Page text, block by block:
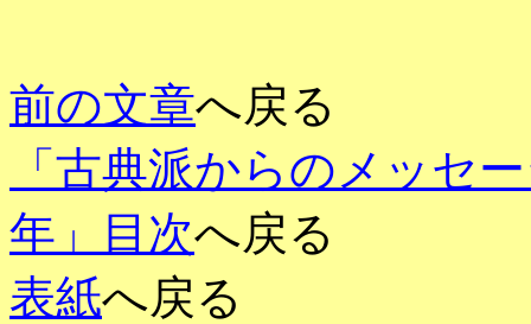
前の文章へ戻る
「古典派からのメッセ
年」目次へ戻る
表紙へ戻る